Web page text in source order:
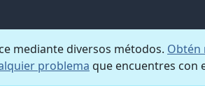
mediante diversos métodos. Obtén
problema que encuentres con